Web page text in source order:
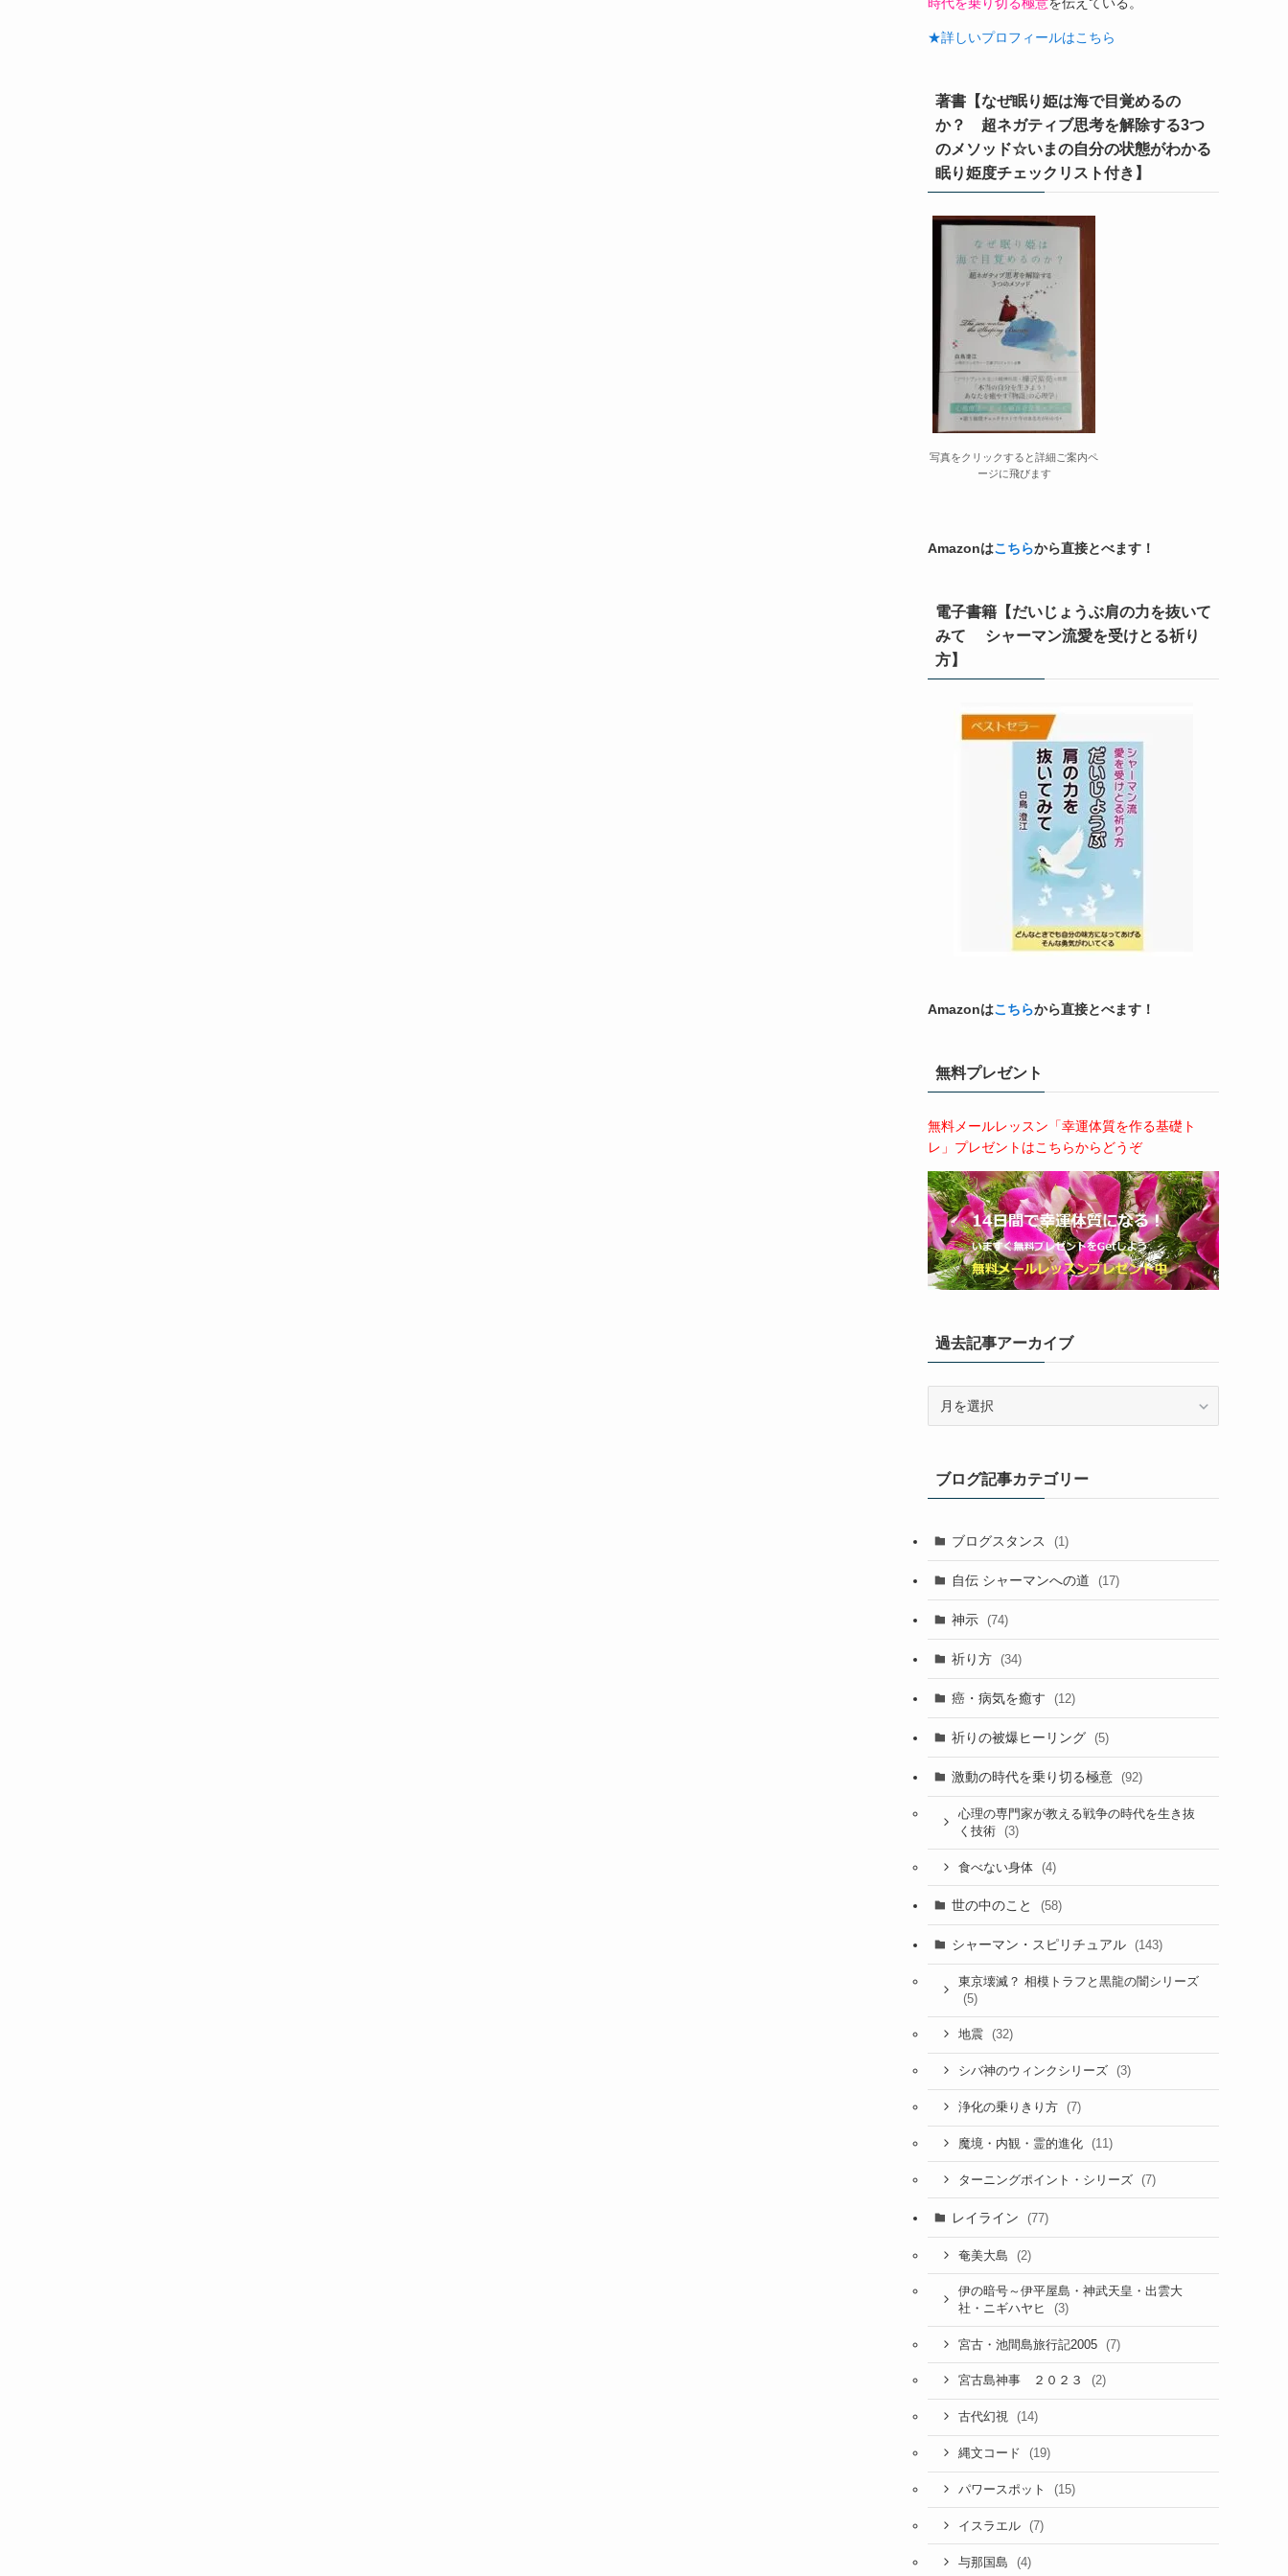
★詳しいプロフィールはこちら
著書【なぜ眠り姫は海で目覚めるの
か？ 超ネガティブ思考を解除する3つ
のメソッド☆いまの自分の状態がわかる
眠り姫度チェックリスト付き】
写真をクリックすると詳細ご案内ペ
ージに飛びます
Amazonはこちらから直接とべます！
電子書籍【だいじょうぶ肩の力を抜いて
みて シャーマン流愛を受けとる祈り
方】
Amazonはこちらから直接とべます！
無料プレゼント
無料メールレッスン「幸運体質を作る基礎ト
レ」プレゼントはこちらからどうぞ
過去記事アーカイブ
ア
ー
イ
ブ
ブログ記事カテゴリー
ブログスタンス (1)
自伝 シャーマンへの道 (17)
神示 (74)
祈り方 (34)
癌・病気を癒す (12)
祈りの被爆ヒーリング (5)
激動の時代を乗り切る極意 (92)
心理の専門家が教える戦争の時代を生き抜
く技術
(3)
食べない身体 (4)
世の中のこと (58)
シャーマン・スピリチュアル (143)
東京壊滅？ 相模トラフと黒龍の闇シリーズ
(5)
地震 (32)
シバ神のウィンクシリーズ (3)
浄化の乗りきり方 (7)
魔境・内観・霊的進化 (11)
ターニングポイント・シリーズ (7)
レイライン (77)
奄美大島 (2)
伊の暗号～伊平屋島・神武天皇・出雲大
社・ニギハヤヒ
(3)
宮古・池間島旅行記2005 (7)
宮古島神事 ２０２３ (2)
古代幻視 (14)
縄文コード (19)
パワースポット (15)
イスラエル (7)
与那国島 (4)